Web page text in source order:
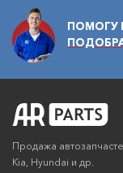
ПОМОГУ
Продажа
Kia, Hyundai и др.